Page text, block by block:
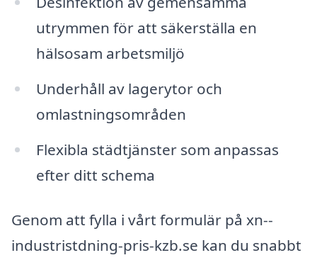
utrymmen för att säkerställa en
hälsosam arbetsmiljö
Underhåll av lagerytor och
omlastningsområden
Flexibla städtjänster som anpassas
efter ditt schema
Genom att fylla i vårt formulär på xn--
industristdning-pris-kzb.se kan du snabbt